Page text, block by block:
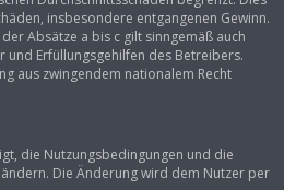
insbesondere entgangenen Gewinn.
Absätze a bis c gilt sinngemäß auch
und Erfüllungsgehilfen des Betreibers.
aus zwingendem nationalem Recht
die Nutzungsbedingungen und die
Die Änderung wird dem Nutzer per